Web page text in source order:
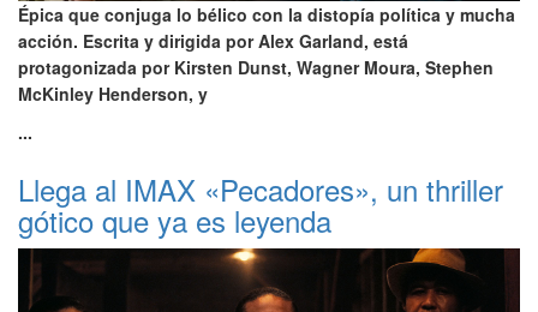
Épica que conjuga lo bélico con la distopía política y mucha
acción. Escrita y dirigida por Alex Garland, está
protagonizada por Kirsten Dunst, Wagner Moura, Stephen
McKinley Henderson, y
...
Llega al IMAX «Pecadores», un thriller
gótico que ya es leyenda